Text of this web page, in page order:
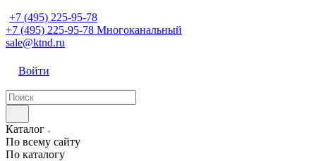
+7 (495) 225-95-78
+7 (495) 225-95-78 Многоканальный
sale@ktnd.ru
Войти
Каталог
По всему сайту
По каталогу